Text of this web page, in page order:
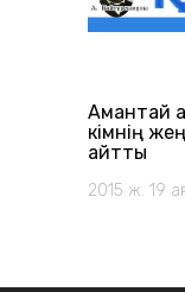
Амантай
кімнің
айтты
2015 ж. 19